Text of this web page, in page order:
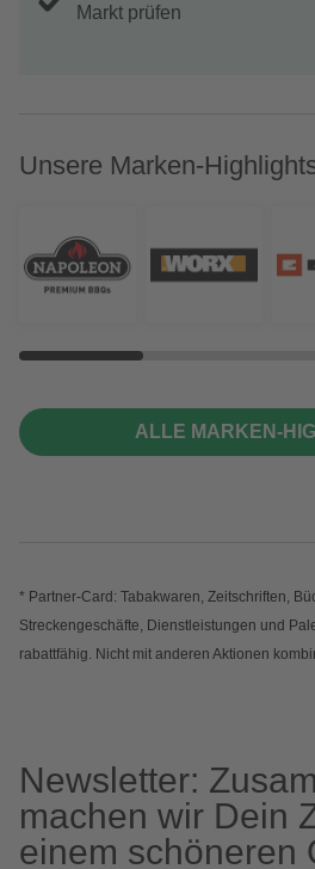
Markt prüfen
Unsere Marken-
ALLE MARKEN-
* Partner-Card: Tabakwaren, Zeitschriften,
Streckengeschäfte, Dienstleistungen und
rabattfähig. Nicht mit anderen Aktionen
Newsletter:
machen wir Dein
einem schöneren